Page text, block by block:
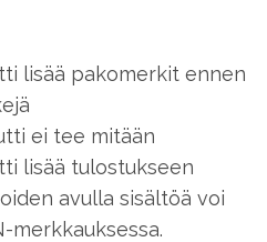
lisää pakomerkit ennen
ei tee mitään
lisää tulostukseen
avulla sisältöä voi
merkkauksessa.